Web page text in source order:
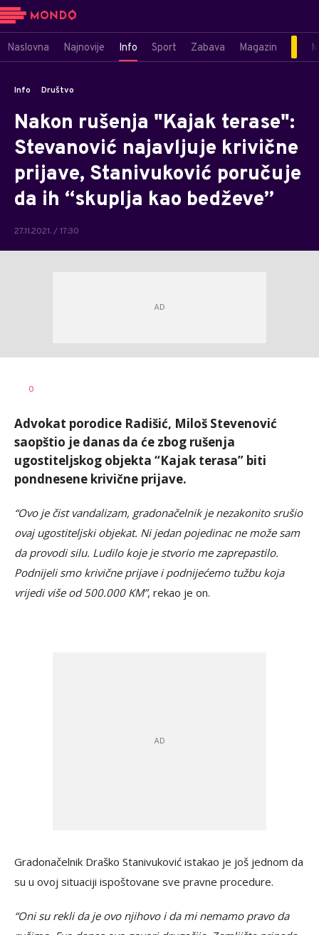
Naslovna Najnovije Info Sport Zabava Magazin
Info Društvo
Nakon rušenja "Kajak terase":
Stevanović najavljuje krivične
prijave, Stanivuković poručuje
da ih “skuplja kao bedževe”
27.11.2021. / 17:30
AUTOR
0
Advokat porodice Radišić, Miloš Stevenović
saopštio je danas da će zbog rušenja
ugostiteljskog objekta “Kajak terasa” biti
pondnesene krivične prijave.
“Ovo je čist vandalizam, gradonačelnik je nezakonito srušio
ovaj ugostiteljski objekat. Ni jedan pojedinac ne može sam
da provodi silu. Ludilo koje je stvorio me zaprepastilo.
Podnijeli smo krivične prijave i podnijećemo tužbu koja
vrijedi više od 500.000 KM”, rekao je on.
Gradonačelnik Draško Stanivuković istakao je još jednom da
su u ovoj situaciji ispoštovane sve pravne procedure.
“Oni su rekli da je ovo njihovo i da mi nemamo pravo da